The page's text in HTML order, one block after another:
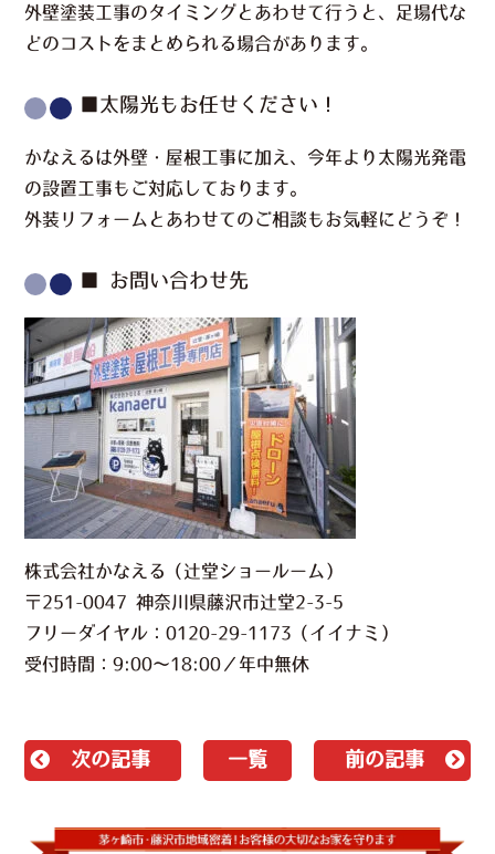
外壁塗装工事のタイミングとあわせて行うと、足場代な
どのコストをまとめられる場合があります。
■太陽光もお任せください！
かなえるは外壁・屋根工事に加え、今年より太陽光発電
の設置工事もご対応しております。
外装リフォームとあわせてのご相談もお気軽にどうぞ！
■ お問い合わせ先
株式会社かなえる（辻堂ショールーム）
〒251-0047 神奈川県藤沢市辻堂2-3-5
フリーダイヤル：0120-29-1173（イイナミ）
受付時間：9:00〜18:00／年中無休
次の記事 一覧 前の記事